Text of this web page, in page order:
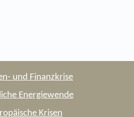
und Finanzkrise
Energiewende
Krisen